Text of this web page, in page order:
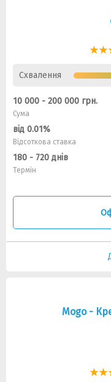
Схвалення
10 000 - 200 000 грн.
Сума
від 0.01%
Відсоткова ставка
180 - 720 днів
Термін
Mogo -